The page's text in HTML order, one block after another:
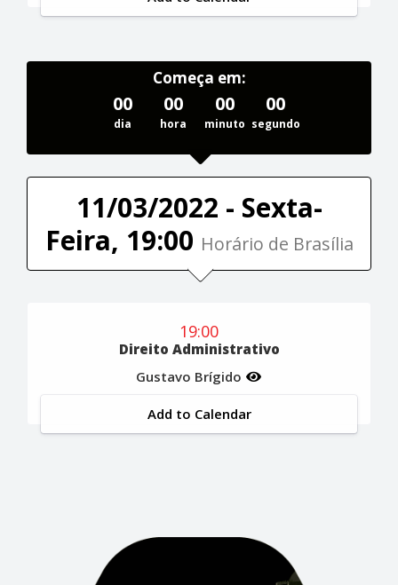
Começa em:
00
dia
00
hora
00
minuto
00
segundo
11/03/2022 - Sexta-
Feira, 19:00 Horário de Brasília
19:00
Direito Administrativo
Gustavo Brígido
Add to Calendar